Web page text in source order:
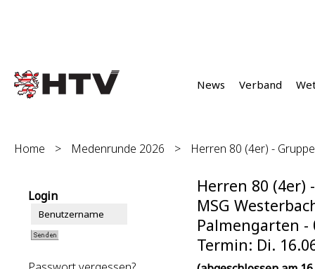
News Verband
Home > Medenrunde 2026 > Herren 80 (4er) -
Login
Herren 80 (4er)
MSG
Palmengarten -
Termin: Di.